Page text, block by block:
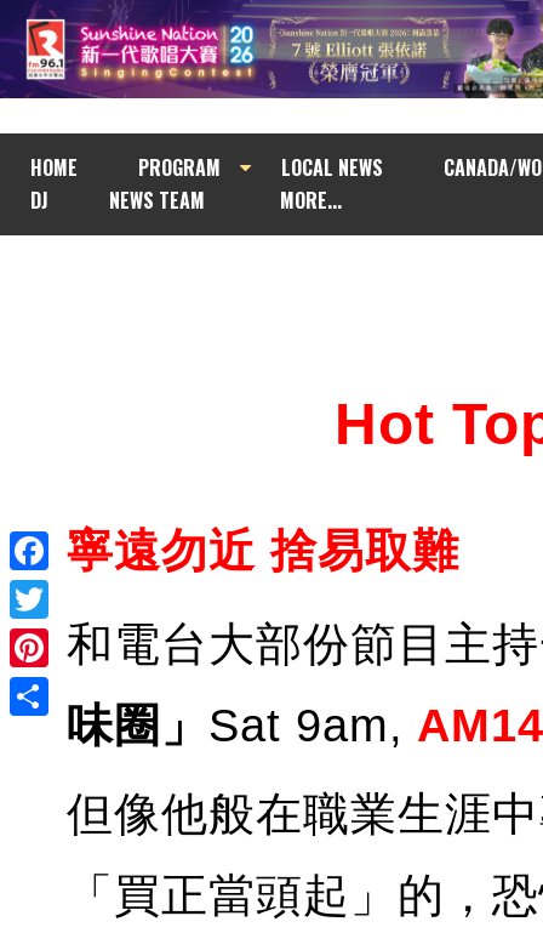
HOME PROGRAM LOCAL NEWS
CANADA/
DJ
NEWS TEAM MORE...
Facebook
Twitter
Pinterest
Hot
寧遠勿近 捨易取難
和電台大部份節目主
味圈」 Sat 9am,
但像他般在職業生涯
「買正當頭起」的，